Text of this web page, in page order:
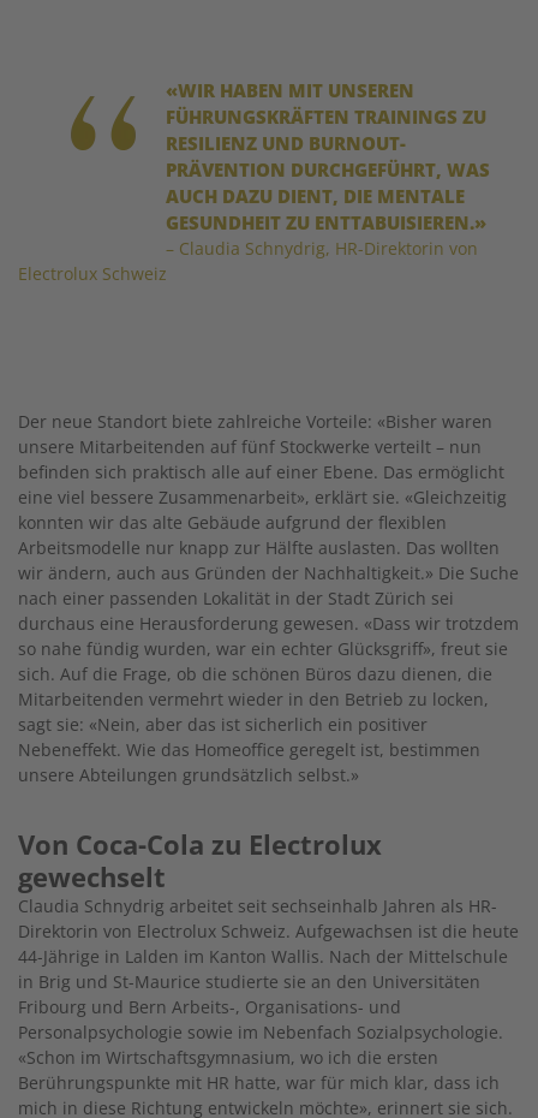
«WIR HABEN MIT UNSEREN
FÜHRUNGSKRÄFTEN TRAININGS ZU
RESILIENZ UND BURNOUT-
PRÄVENTION DURCHGEFÜHRT, WAS
AUCH DAZU DIENT, DIE MENTALE
GESUNDHEIT ZU ENTTABUISIEREN.»
– Claudia Schnydrig, HR-Direktorin von
Electrolux Schweiz
Der neue Standort biete zahlreiche Vorteile: «Bisher waren
unsere Mitarbeitenden auf fünf Stockwerke verteilt – nun
befinden sich praktisch alle auf einer Ebene. Das ermöglicht
eine viel bessere Zusammenarbeit», erklärt sie. «Gleichzeitig
konnten wir das alte Gebäude aufgrund der flexiblen
Arbeitsmodelle nur knapp zur Hälfte auslasten. Das wollten
wir ändern, auch aus Gründen der Nachhaltigkeit.» Die Suche
nach einer passenden Lokalität in der Stadt Zürich sei
durchaus eine Herausforderung gewesen. «Dass wir trotzdem
so nahe fündig wurden, war ein echter Glücksgriff», freut sie
sich. Auf die Frage, ob die schönen Büros dazu dienen, die
Mitarbeitenden vermehrt wieder in den Betrieb zu locken,
sagt sie: «Nein, aber das ist sicherlich ein positiver
Nebeneffekt. Wie das Homeoffice geregelt ist, bestimmen
unsere Abteilungen grundsätzlich selbst.»
Von Coca-Cola zu Electrolux
gewechselt
Claudia Schnydrig arbeitet seit sechseinhalb Jahren als HR-
Direktorin von Electrolux Schweiz. Aufgewachsen ist die heute
44-Jährige in Lalden im Kanton Wallis. Nach der Mittelschule
in Brig und St-Maurice studierte sie an den Universitäten
Fribourg und Bern Arbeits-, Organisations- und
Personalpsychologie sowie im Nebenfach Sozialpsychologie.
«Schon im Wirtschaftsgymnasium, wo ich die ersten
Berührungspunkte mit HR hatte, war für mich klar, dass ich
mich in diese Richtung entwickeln möchte», erinnert sie sich.